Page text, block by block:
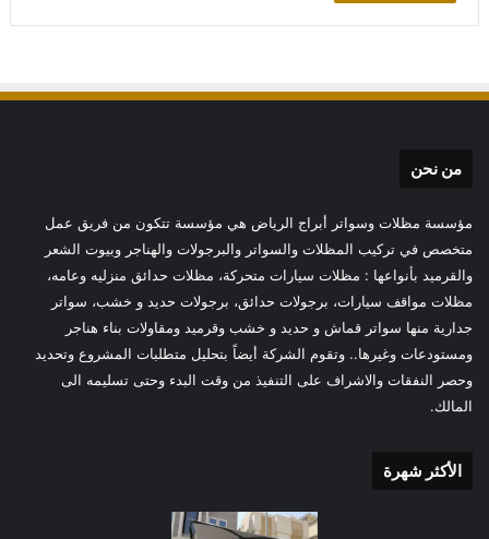
من نحن
مؤسسة مظلات وسواتر أبراج الرياض هي مؤسسة تتكون من فريق عمل
متخصص في تركيب المظلات والسواتر والبرجولات والهناجر وبيوت الشعر
والقرميد بأنواعها : مظلات سيارات متحركة، مظلات حدائق منزليه وعامه،
مظلات مواقف سيارات، برجولات حدائق، برجولات حديد و خشب، سواتر
جدارية منها سواتر قماش و حديد و خشب وقرميد ومقاولات بناء هناجر
ومستودعات وغيرها.. وتقوم الشركة أيضاً بتحليل متطلبات المشروع وتحديد
وحصر النفقات والاشراف على التنفيذ من وقت البدء وحتى تسليمه الى
المالك.
الأكثر شهرة